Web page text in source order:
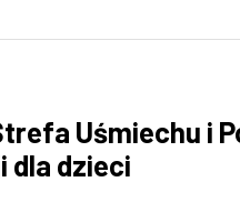
Uśmiechu i
dla dzieci